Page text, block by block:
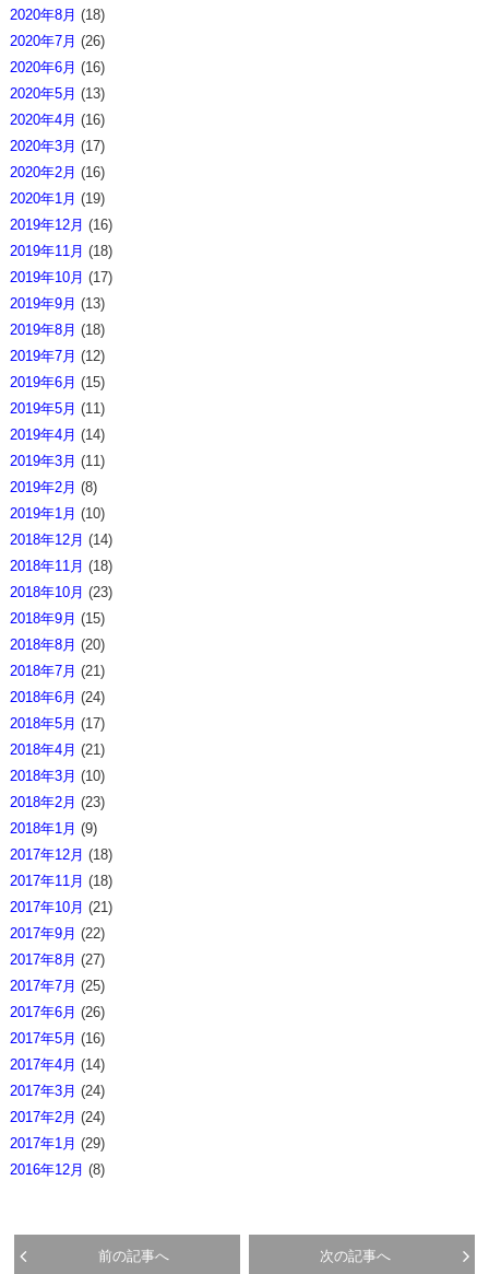
2020年8月 (18)
2020年7月 (26)
2020年6月 (16)
2020年5月 (13)
2020年4月 (16)
2020年3月 (17)
2020年2月 (16)
2020年1月 (19)
2019年12月 (16)
2019年11月 (18)
2019年10月 (17)
2019年9月 (13)
2019年8月 (18)
2019年7月 (12)
2019年6月 (15)
2019年5月 (11)
2019年4月 (14)
2019年3月 (11)
2019年2月 (8)
2019年1月 (10)
2018年12月 (14)
2018年11月 (18)
2018年10月 (23)
2018年9月 (15)
2018年8月 (20)
2018年7月 (21)
2018年6月 (24)
2018年5月 (17)
2018年4月 (21)
2018年3月 (10)
2018年2月 (23)
2018年1月 (9)
2017年12月 (18)
2017年11月 (18)
2017年10月 (21)
2017年9月 (22)
2017年8月 (27)
2017年7月 (25)
2017年6月 (26)
2017年5月 (16)
2017年4月 (14)
2017年3月 (24)
2017年2月 (24)
2017年1月 (29)
2016年12月 (8)
前の記事へ 次の記事へ